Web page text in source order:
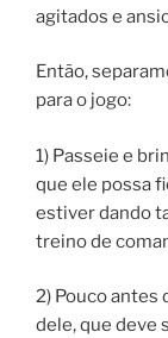
agitados e
Então,
para o jogo:
1) Passeie e
que ele possa
estiver dando
treino de
2) Pouco antes
dele, que deve